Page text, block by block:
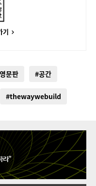
기
문판 #공간
#thewaywebuild
라”